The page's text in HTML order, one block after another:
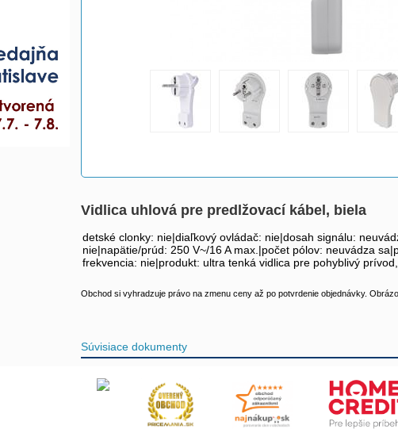
Vidlica uhlová pre predlžovací kábel, biela
detské clonky: nie|diaľkový ovládač: nie|dosah signálu:
nie|napätie/prúd: 250 V~/16 A max.|počet pólov: neuvádza
frekvencia: nie|produkt: ultra tenká vidlica pre pohyblivý
Obchod si vyhradzuje právo na zmenu ceny až po potvrdenie objednávky.
Súvisiace dokumenty